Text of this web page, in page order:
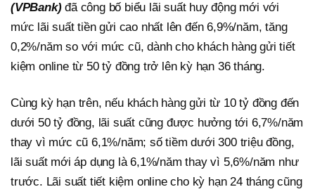
(VPBank)đã công bố biểu lãi suất huy động mới với
mức lãi suất tiền gửi cao nhất lên đến 6,9%/năm, tăng
0,2%/năm so với mức cũ, dành cho khách hàng gửi tiết
kiệm online từ 50 tỷ đồng trở lên kỳ hạn 36 tháng.
Cùng kỳ hạn trên, nếu khách hàng gửi từ 10 tỷ đồng đến
dưới 50 tỷ đồng, lãi suất cũng được hưởng tới 6,7%/năm
thay vì mức cũ 6,1%/năm; số tiềm dưới 300 triệu đồng,
lãi suất mới áp dụng là 6,1%/năm thay vì 5,6%/năm như
trước. Lãi suất tiết kiệm online cho kỳ hạn 24 tháng cũng